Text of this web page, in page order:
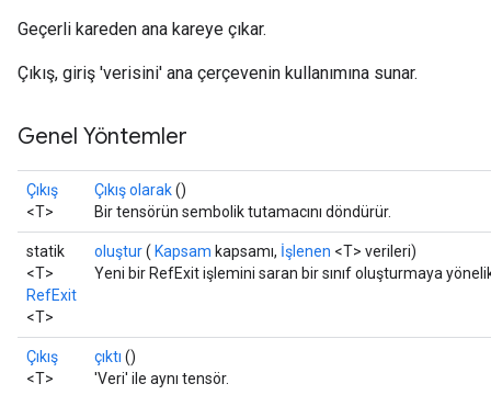
Geçerli kareden ana kareye çıkar.
Çıkış, giriş 'verisini' ana çerçevenin kullanımına sunar.
Genel Yöntemler
Çıkış
<T>
Çıkış olarak()
Bir tensörün sembolik tutamacını döndürür.
statik
<T>
RefExit
<T>
oluştur( Kapsam kapsamı, İşlenen <T> verileri)
Yeni bir RefExit işlemini saran bir sınıf oluşturmaya
Çıkış
<T>
çıktı ()
'Veri' ile aynı tensör.